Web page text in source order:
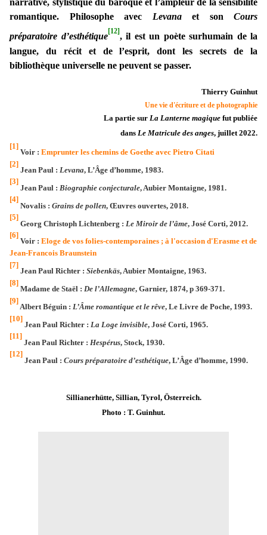
narrative, stylistique du baroque et l’ampleur de la sensibilité
romantique. Philosophe avec Levanaet son Cours
préparatoire d’esthétique[12], il est un poète surhumain de la
langue, du récit et de l’esprit, dont les secrets de la
bibliothèque universelle ne peuvent se passer.
Thierry Guinhut
Une vie d'écriture et de photographie
La partie sur La Lanterne magique fut publiée
dans Le Matricule des anges, juillet 2022.
[1]
Voir : Emprunter les chemins de Goethe avec Pietro Citati
[2]
Jean Paul : Levana, L’Âge d’homme, 1983.
[3]
Jean Paul : Biographie conjecturale, Aubier Montaigne, 1981.
[4]
Novalis : Grains de pollen, Œuvres ouvertes, 2018.
[5]
Georg Christoph Lichtenberg : Le Miroir de l’âme, José Corti, 2012.
[6]
Voir : Eloge de vos folies-contemporaines ; à l'occasion d'Erasme et de
Jean-Francois Braunstein
[7]
Jean Paul Richter : Siebenkäs, Aubier Montaigne, 1963.
[8]
Madame de Staël : De l’Allemagne, Garnier, 1874, p 369-371.
[9]
Albert Béguin : L’Âme romantique et le rêve, Le Livre de Poche, 1993.
[10]
Jean Paul Richter : La Loge invisible, José Corti, 1965.
[11]
Jean Paul Richter : Hespérus, Stock, 1930.
[12]
Jean Paul : Cours préparatoire d’esthétique, L’Âge d’homme, 1990.
Sillianerhütte, Sillian, Tyrol, Österreich.
Photo : T. Guinhut.